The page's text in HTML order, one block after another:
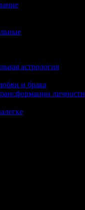
астрология
и брака
личности